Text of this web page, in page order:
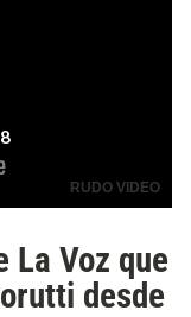
La Voz que
desde